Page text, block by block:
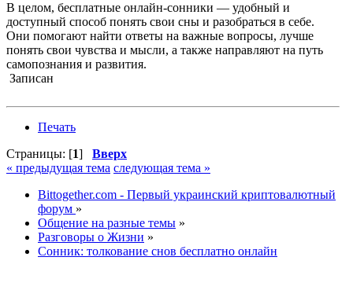
В целом, бесплатные онлайн-сонники — удобный и
доступный способ понять свои сны и разобраться в себе.
Они помогают найти ответы на важные вопросы, лучше
понять свои чувства и мысли, а также направляют на путь
самопознания и развития.
Записан
Печать
Страницы: [1] Вверх
« предыдущая тема следующая тема »
Bittogether.com - Первый украинский криптовалютный
форум »
Общение на разные темы »
Разговоры о Жизни »
Сонник: толкование снов бесплатно онлайн